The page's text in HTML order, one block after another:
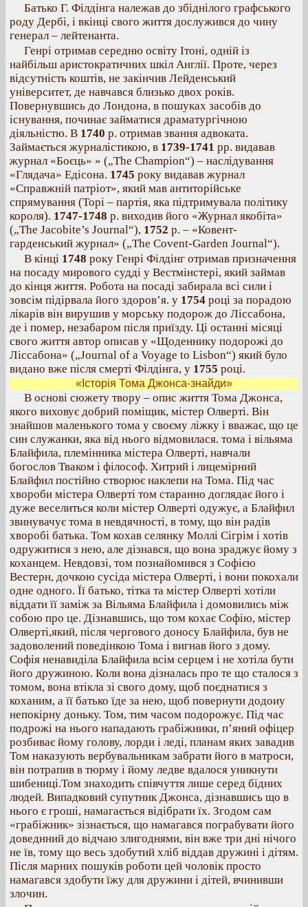
Батько Г. Філдінга належав до збіднілого графського
роду Дербі, і вкінці свого життя дослужився до чину
генерал – лейтенанта.
Генрі отримав середню освіту Ітоні, одній із
найбільш аристократичних шкіл Англії. Проте, через
відсутність коштів, не закінчив Лейденський
університет, де навчався близько двох років.
Повернувшись до Лондона, в пошуках засобів до
існування, починає займатися драматургічною
діяльністю. В 1740 р. отримав звання адвоката.
Займається журналістикою, в 1739-1741 рр. видавав
журнал «Боєць» » („The Champion“) – наслідування
«Глядача» Едісона. 1745 року видавав журнал
«Справжній патріот», який мав антиторійське
спрямування (Торі – партія, яка підтримувала політику
короля). 1747-1748 р. виходив його «Журнал якобіта»
(„The Jacobite’s Journal“), 1752 р. – «Ковент-
гарденський журнал» („The Covent-Garden Journal“).
В кінці 1748 року Генрі Філдінг отримав призначення
на посаду мирового судді у Вестмінстері, який займав
до кінця життя. Робота на посаді забирала всі сили і
зовсім підірвала його здоров’я. у 1754 році за порадою
лікарів він вирушив у морську подорож до Ліссабона,
де і помер, незабаром після приїзду. Ці останні місяці
свого життя автор описав у «Щоденнику подорожі до
Ліссабона» („Journal of a Voyage to Lisbon“) який було
видано вже після смерті Філдінга, у 1755 році.
«Історія Тома Джонса-знайди»
В основі сюжету твору – опис життя Тома Джонса,
якого виховує добрий поміщик, містер Олверті. Він
знайшов маленького тома у своєму ліжку і вважає, що це
син служанки, яка від нього відмовилася. тома і вільяма
Блайфила, племінника містера Олверті, навчали
богослов Тваком і філософ. Хитрий і лицемірний
Блайфил постійно створює наклепи на Тома. Під час
хвороби містера Олверті том старанно доглядає його і
дуже веселиться коли містер Олверті одужує, а Блайфил
звинувачує тома в невдячності, в тому, що він радів
хворобі батька. Том кохав селянку Моллі Сігрім і хотів
одружитися з нею, але дізнався, що вона зраджує йому з
коханцем. Невдовзі, том познайомився з Софією
Вестерн, дочкою сусіда містера Олверті, і вони покохали
одне одного. Її батько, тітка та містер Олверті хотіли
віддати її заміж за Вільяма Блайфила і домовились між
собою про це. Дізнавшись, що том кохає Софію, містер
Олверті,який, після чергового доносу Блайфила, був не
задоволений поведінкою Тома і вигнав його з дому.
Софія ненавиділа Блайфила всім серцем і не хотіла бути
його дружиною. Коли вона дізналась про те що сталося з
томом, вона втікла зі свого дому, щоб поєднатися з
коханим, а її батько їде за нею, щоб повернути додоиу
непокірну доньку. Том, тим часом подорожує. Під час
подрожі на нього нападають грабіжники, п’яний офіцер
розбиває йому голову, лорди і леді, планам яких завадив
Том наказують вербувальникам забрати його в матроси,
він потрапив в тюрму і йому ледве вдалося уникнути
шибениці.Том знаходить співчуття лише серед бідних
людей. Випадковий супутник Джонса, дізнавшись що в
нього є гроші, намагається відібрати їх. Згодом сам
«грабіжник» зізнається, що намагався пограбувати його
доведнний до відчаю злигоднями, він вже три дні нічого
не їв, тому що весь здобутий хліб віддав дружині і дітям.
Після марних пошуків роботи цей чоловік просто
намагався здобути їжу для дружини і дітей, вчинивши
злочин.